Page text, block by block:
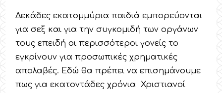
Δεκάδες εκατομμύρια παιδιά εμπορεύονται
για σεξ και για την συγκομιδή των οργάνων
τους επειδή οι περισσότεροι γονείς το
εγκρίνουν για προσωπικές χρηματικές
απολαβές. Εδώ θα πρέπει να επισημάνουμε
πως για εκατοντάδες χρόνια Χριστιανοί